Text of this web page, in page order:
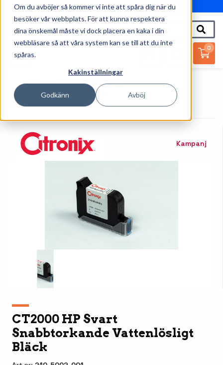
Om du avböjer så kommer vi inte att spåra dig när du
besöker vår webbplats. För att kunna respektera
dina önskemål måste vi dock placera en kaka i din
webbläsare så att våra system kan se till att du inte
spåras.
Kakinställningar
Godkänn Avböj
010-162 61 95
0
Startsida
Förbrukningsmaterial
Förbrukning Bläckstråleskrivare
CT2000 HP Svart Snabbtorkande Vattenlösligt Bläck
Kampanj
CT2000 HP Svart
Snabbtorkande Vattenlösligt
Bläck